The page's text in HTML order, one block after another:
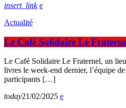
insert_link
Actualité
Le Café Solidaire Le
Le Café Solidaire Le Fraternel, un
livres le week-end dernier, l’équipe
participants […]
today21/02/2025